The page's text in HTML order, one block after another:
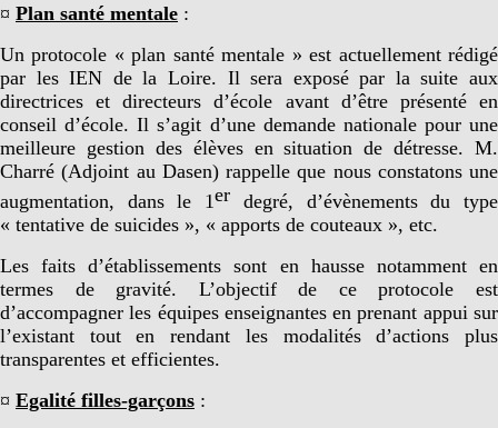
¤ Plan santé mentale :
Un protocole « plan santé mentale » est actuellement rédigé
par les IEN de la Loire. Il sera exposé par la suite aux
directrices et directeurs d’école avant d’être présenté en
conseil d’école. Il s’agit d’une demande nationale pour une
meilleure gestion des élèves en situation de détresse. M.
Charré (Adjoint au Dasen) rappelle que nous constatons une
augmentation, dans le 1er degré, d’évènements du type
« tentative de suicides », « apports de couteaux », etc.
Les faits d’établissements sont en hausse notamment en
termes de gravité. L’objectif de ce protocole est
d’accompagner les équipes enseignantes en prenant appui sur
l’existant tout en rendant les modalités d’actions plus
transparentes et efficientes.
¤ Egalité filles-garçons :